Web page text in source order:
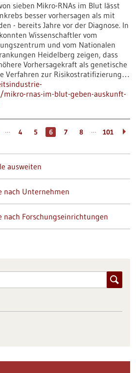
sieben Mikro-RNAs im Blut lässt
besser vorhersagen als mit
- bereits Jahre vor der Diagnose. In
Wissenschaftler vom
und vom Nationalen
Heidelberg zeigen, dass
Vorhersagekraft als genetische
Verfahren zur Risikostratifizierung…
rnas-im-blut-geben-auskunft-
… 4 5 6 7 8 … 101
ausweiten
nach Unternehmen
nach Forschungseinrichtungen